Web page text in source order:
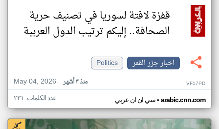
قفزة لافتة لسوريا في تصنيف حرية
الصحافة.. إليكم ترتيب الدول العربية
اخبار جزر القمر
Politics
May 04, 2026
منذ ٣ أشهر VF17PD
سي ان ان عربي• arabic.cnn.com عدد الكلمات: ٢٣١